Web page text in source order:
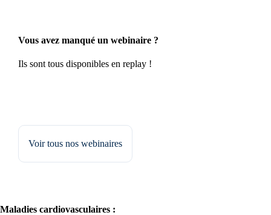
Vous avez manqué un webinaire ?
Ils sont tous disponibles en replay !
Voir tous nos webinaires
Maladies cardiovasculaires :